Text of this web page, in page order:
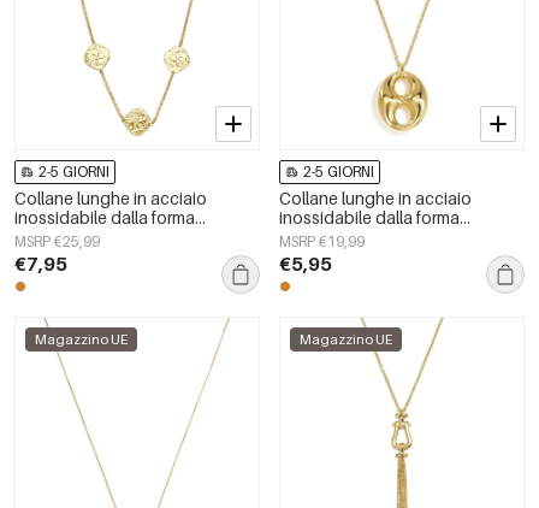
2-5 GIORNI
Collane lunghe in acciaio
inossidabile dalla forma
geometrica, semplici, della serie
Simple, perfette per tutti i giorni.
Gioielli da donna.
MSRP €25,99
€7,95
2-5 GIORNI
Collane lunghe in acciaio
inossidabile dalla forma
geometrica, semplici, della serie
Simple, perfette per tutti i giorni.
Gioielli da donna.
MSRP €19,99
€5,95
Magazzino UE Magazzino UE